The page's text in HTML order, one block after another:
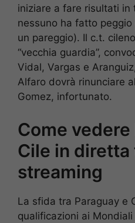
iniziare a fare risultati
nessuno ha fatto
un pareggio). Il c.t.
“vecchia guardia”,
Vidal, Vargas e
Alfaro dovrà rinunciare
Gomez, infortunato.
Come
Cile in diretta
streaming
La sfida tra Paraguay e
qualificazioni ai Mondiali